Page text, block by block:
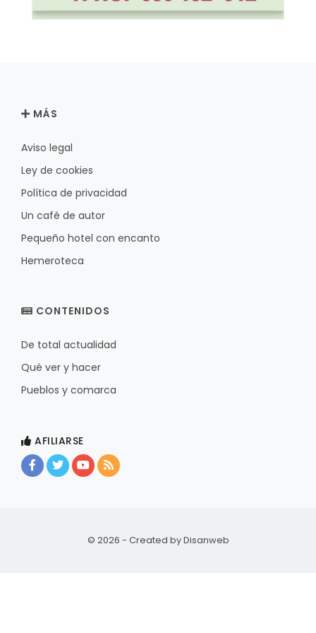
MÁS
Aviso legal
Ley de cookies
Política de privacidad
Un café de autor
Pequeño hotel con encanto
Hemeroteca
CONTENIDOS
De total actualidad
Qué ver y hacer
Pueblos y comarca
AFILIARSE
© 2026 - Created byDisanweb